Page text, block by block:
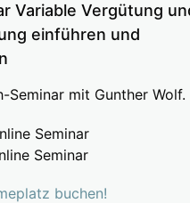
Variable Vergütung
einführen und
Seminar mit Gunther Wolf.
Seminar
Seminar
buchen!